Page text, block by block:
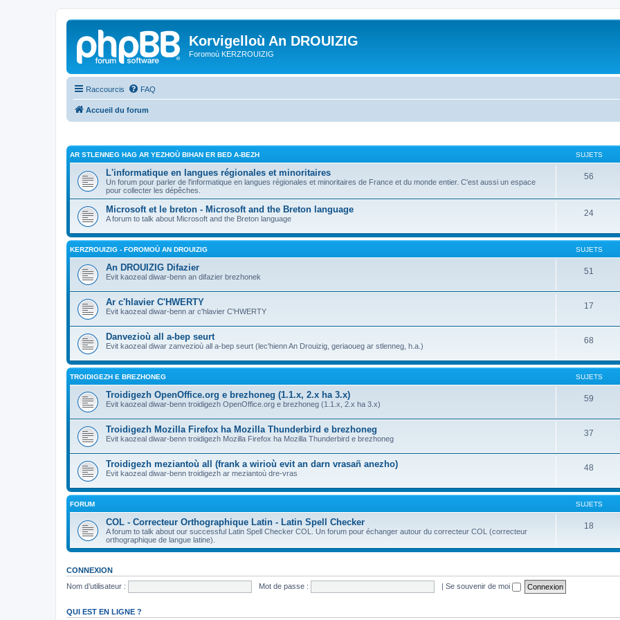
Korvigelloù An DROUIZIG
Foromoù KERZROUIZIG
Raccourcis FAQ
Accueil du forum
AR STLENNEG HAG AR YEZHOÙ BIHAN ER BED A-BEZH SUJETS
L'informatique en langues régionales et minoritaires
Un forum pour parler de l'informatique en langues régionales et minoritaires de France et du monde entier. C'est aussi un espace
pour collecter les dépêches.
56
Microsoft et le breton - Microsoft and the Breton language
A forum to talk about Microsoft and the Breton language
24
KERZROUIZIG - FOROMOÙ AN DROUIZIG SUJETS
An DROUIZIG Difazier
Evit kaozeal diwar-benn an difazier brezhonek
51
Ar c'hlavier C'HWERTY
Evit kaozeal diwar-benn ar c'hlavier C'HWERTY
17
Danvezioù all a-bep seurt
Evit kaozeal diwar zanvezioù all a-bep seurt (lec'hienn An Drouizig, geriaoueg ar stlenneg, h.a.)
68
TROIDIGEZH E BREZHONEG SUJETS
Troidigezh OpenOffice.org e brezhoneg (1.1.x, 2.x ha 3.x)
Evit kaozeal diwar-benn troidigezh OpenOffice.org e brezhoneg (1.1.x, 2.x ha 3.x)
59
Troidigezh Mozilla Firefox ha Mozilla Thunderbird e brezhoneg
Evit kaozeal diwar-benn troidigezh Mozilla Firefox ha Mozilla Thunderbird e brezhoneg
37
Troidigezh meziantoù all (frank a wirioù evit an darn vrasañ anezho)
Evit kaozeal diwar-benn troidigezh ar meziantoù dre-vras
48
FORUM SUJETS
COL - Correcteur Orthographique Latin - Latin Spell Checker
A forum to talk about our successful Latin Spell Checker COL. Un forum pour échanger autour du correcteur COL (correcteur
orthographique de langue latine).
18
CONNEXION
Nom d’utilisateur :
Mot de passe : | Se souvenir de moi
QUI EST EN LIGNE ?